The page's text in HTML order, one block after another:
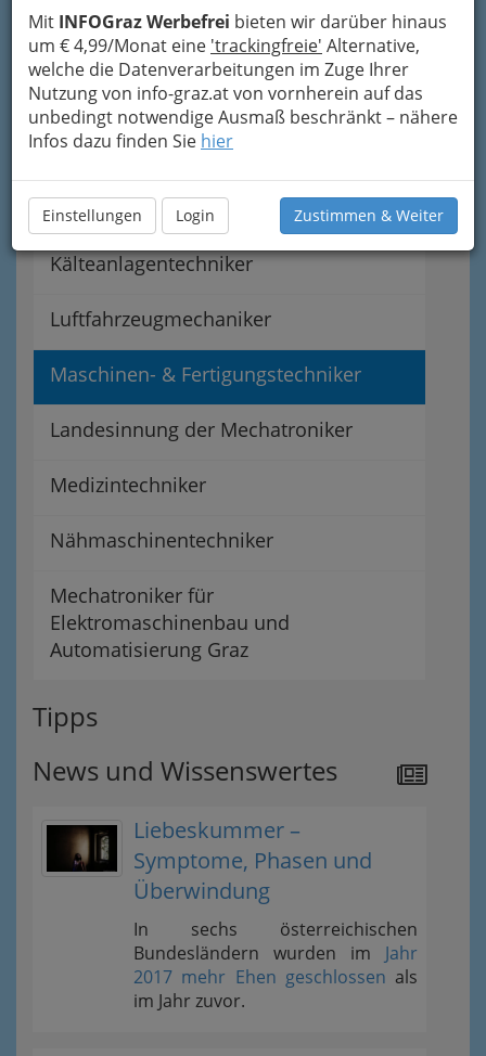
Mit INFOGraz Werbefrei bieten wir darüber hinaus
um € 4,99/Monat eine 'trackingfreie' Alternative,
welche die Datenverarbeitungen im Zuge Ihrer
Nutzung von info-graz.at von vornherein auf das
unbedingt notwendige Ausmaß beschränkt – nähere
Infos dazu finden Sie hier
Einstellungen Login Zustimmen & Weiter
Bürokommunikationstechniker
Elektromaschinenbauer
Elektroniker
Fahrradtechniker
Kälteanlagentechniker
Luftfahrzeugmechaniker
Maschinen- & Fertigungstechniker
Landesinnung der Mechatroniker
Medizintechniker
Nähmaschinentechniker
Mechatroniker für
Elektromaschinenbau und
Automatisierung Graz
Tipps
News und Wissenswertes
Liebeskummer –
Symptome, Phasen und
Überwindung
In sechs österreichischen
Bundesländern wurden im Jahr
2017 mehr Ehen geschlossen als
im Jahr zuvor.